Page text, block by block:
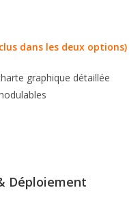
dans les deux options)
graphique détaillée
Déploiement